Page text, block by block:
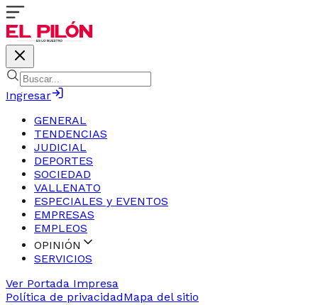
Ingresar
GENERAL
TENDENCIAS
JUDICIAL
DEPORTES
SOCIEDAD
VALLENATO
ESPECIALES y EVENTOS
EMPRESAS
EMPLEOS
OPINIÓN
SERVICIOS
Ver Portada Impresa
Política de privacidadMapa del sitio